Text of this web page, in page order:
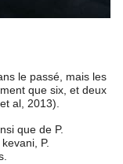
le passé, mais les
que six, et deux
al, 2013).
que de P.
P.